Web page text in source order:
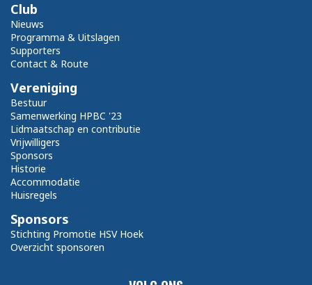
Club
Nieuws
Programma & Uitslagen
Supporters
Contact & Route
Vereniging
Bestuur
Samenwerking HPBC '23
Lidmaatschap en contributie
Vrijwilligers
Sponsors
Historie
Accommodatie
Huisregels
Sponsors
Stichting Promotie HSV Hoek
Overzicht sponsoren